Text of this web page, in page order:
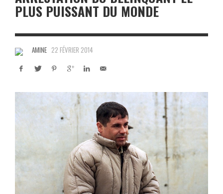
PLUS PUISSANT DU MONDE
AMINE 22 FÉVRIER 2014